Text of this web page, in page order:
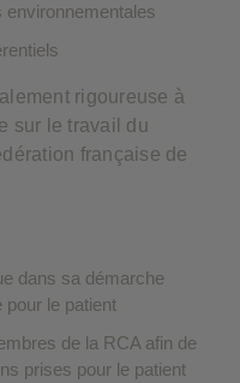
rigoureuse à
sur le travail du
française de
dans sa démarche
pour le patient
de la RCA afin de
prises pour le patient